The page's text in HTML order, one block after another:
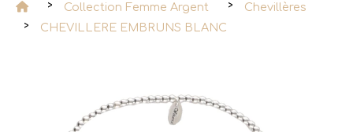
Collection Femme Argent
Chevillères
CHEVILLERE EMBRUNS BLANC